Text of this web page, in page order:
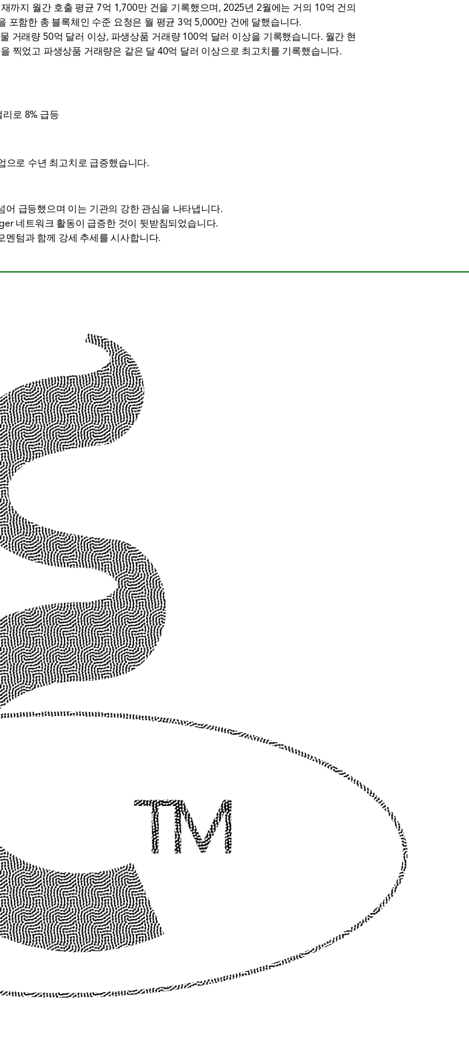
까지 월간 호출 평균 7억 1,700만 건을 기록했으며, 2025년 2월에는 거의 10억 건의
포함한 총 블록체인 수준 요청은 월 평균 3억 5,000만 건에 달했습니다.
거래량 50억 달러 이상, 파생상품 거래량 100억 달러 이상을 기록했습니다. 월간 현
찍었고 파생상품 거래량은 같은 달 40억 달러 이상으로 최고치를 기록했습니다.
리로 8% 급등
으로 수년 최고치로 급증했습니다.
어 급등했으며 이는 기관의 강한 관심을 나타냅니다.
네트워크 활동이 급증한 것이 뒷받침되었습니다.
멘텀과 함께 강세 추세를 시사합니다.